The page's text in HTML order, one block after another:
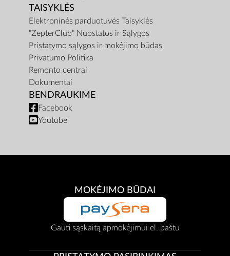
TAISYKLĖS
Elektroninės parduotuvės Taisyklės
"ZepterClub" Nuostatos ir Sąlygos
Pristatymo sąlygos ir mokėjimo būdas
Privatumo Politika
Remonto centrai
Dokumentai
BENDRAUKIME
Facebook
Youtube
MOKĖJIMO BŪDAI
Gauti sąskaitą apmokėjimui el. paštu